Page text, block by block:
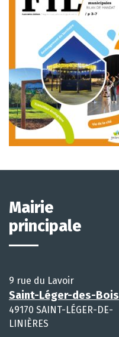
Mairie
principale
9 rue du Lavoir
Saint-Léger-des-Bois
49170 SAINT-LÉGER-DE-
LINIÈRES